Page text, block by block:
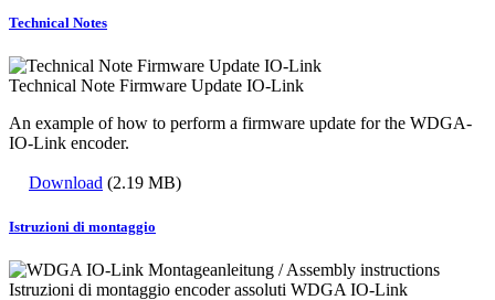
Technical Notes
Technical Note Firmware Update IO-Link
An example of how to perform a firmware update for the WDGA-
IO-Link encoder.
Download (2.19 MB)
Istruzioni di montaggio
Istruzioni di montaggio encoder assoluti WDGA IO-Link